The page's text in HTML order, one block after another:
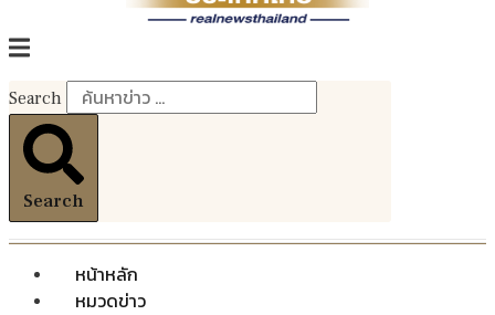
Search
Search
หน้าหลัก
หมวดข่าว